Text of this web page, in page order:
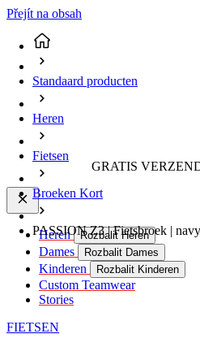
Přejít na obsah
GRATIS
Heren Rozbalit Heren
Dames Rozbalit Dames
Kinderen Rozbalit Kinderen
Custom Teamwear
Stories
FIETSEN
Standaard producten
Heren
Fietsen
Broeken Kort
PASSION Z3 | Fietsbroek |